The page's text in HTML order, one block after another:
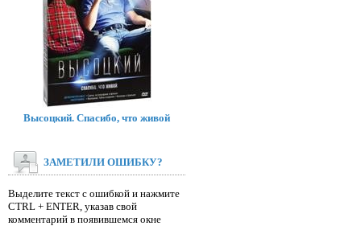
Высоцкий. Спасибо, что живой
ЗАМЕТИЛИ ОШИБКУ?
Выделите текст с ошибкой и нажмите
CTRL + ENTER, указав свой
комментарий в появившемся окне